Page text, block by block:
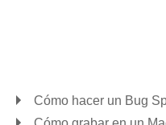
Cómo hacer un Bug